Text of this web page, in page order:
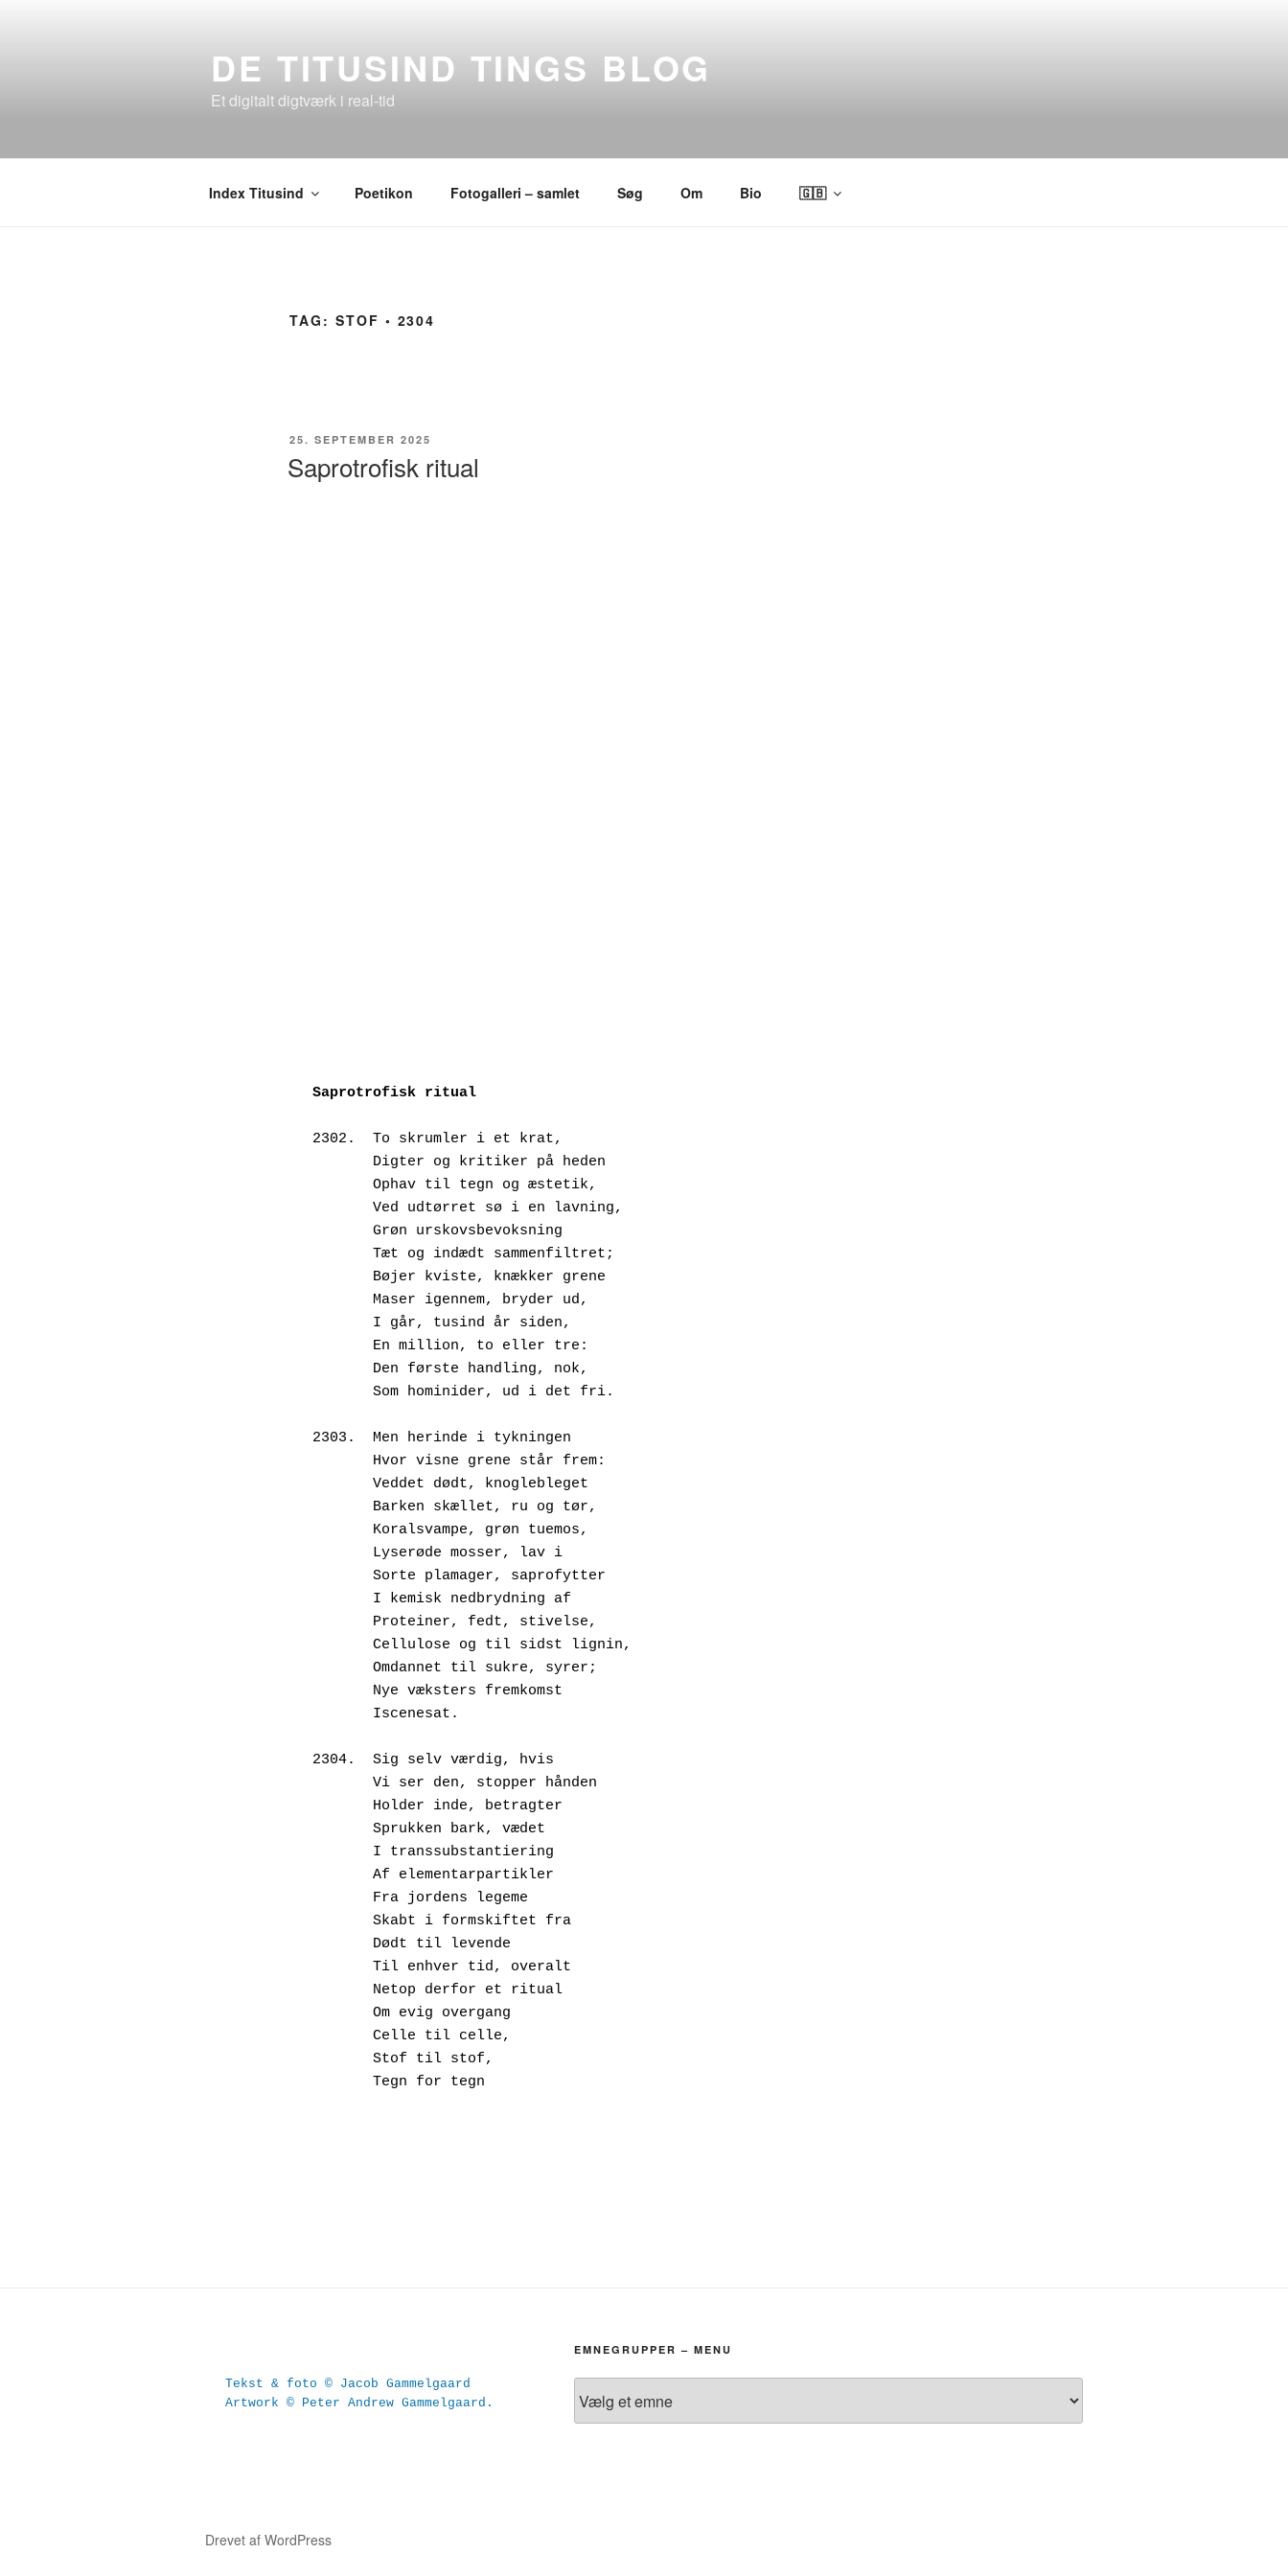
DE TITUSIND TINGS BLOG
Et digitalt digtværk i real-tid
Index Titusind Poetikon Fotogalleri – samlet Søg Om Bio 🇬🇧
TAG: STOF ◦ 2304
UDGIVET
25. SEPTEMBER 2025
Saprotrofisk ritual
Saprotrofisk ritual
2302.  To skrumler i et krat,
       Digter og kritiker på heden
       Ophav til tegn og æstetik,
       Ved udtørret sø i en lavning,
       Grøn urskovsbevoksning
       Tæt og indædt sammenfiltret;
       Bøjer kviste, knækker grene
       Maser igennem, bryder ud,
       I går, tusind år siden,
       En million, to eller tre:
       Den første handling, nok,
       Som hominider, ud i det fri.
2303.  Men herinde i tykningen
       Hvor visne grene står frem:
       Veddet dødt, knoglebleget
       Barken skællet, ru og tør,
       Koralsvampe, grøn tuemos,
       Lyserøde mosser, lav i
       Sorte plamager, saprofytter
       I kemisk nedbrydning af
       Proteiner, fedt, stivelse,
       Cellulose og til sidst lignin,
       Omdannet til sukre, syrer;
       Nye væksters fremkomst
       Iscenesat.
2304.  Sig selv værdig, hvis
       Vi ser den, stopper hånden
       Holder inde, betragter
       Sprukken bark, vædet
       I transsubstantiering
       Af elementarpartikler
       Fra jordens legeme
       Skabt i formskiftet fra
       Dødt til levende
       Til enhver tid, overalt
       Netop derfor et ritual
       Om evig overgang
       Celle til celle,
       Stof til stof,
       Tegn for tegn
Tekst & foto © Jacob Gammelgaard
Artwork © Peter Andrew Gammelgaard.
EMNEGRUPPER – MENU
Drevet af WordPress